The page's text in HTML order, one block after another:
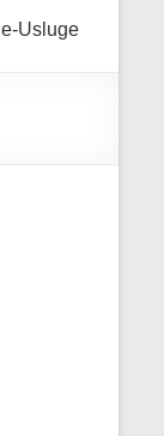
e-Usluge